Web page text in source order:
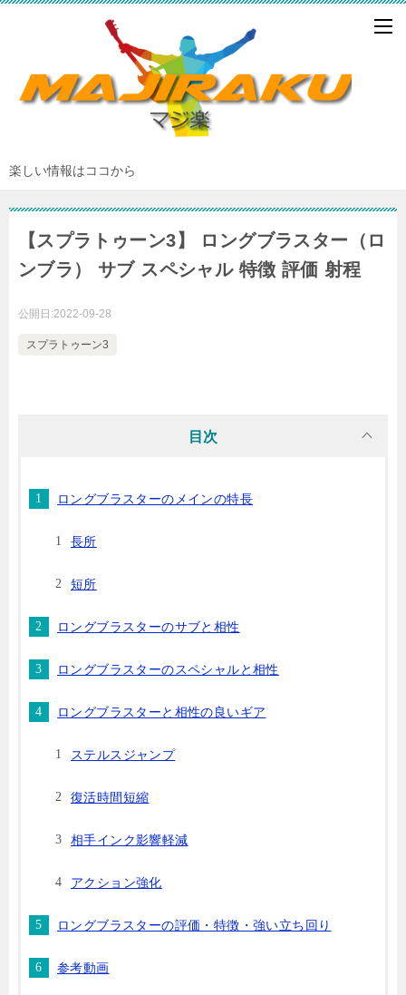
楽しい情報はココから
【スプラトゥーン3】 ロングブラスター（ロ
ンブラ） サブ スペシャル 特徴 評価 射程
公開日:2022-09-28
スプラトゥーン3
目次
ロングブラスターのメインの特長
長所
短所
ロングブラスターのサブと相性
ロングブラスターのスペシャルと相性
ロングブラスターと相性の良いギア
ステルスジャンプ
復活時間短縮
相手インク影響軽減
アクション強化
ロングブラスターの評価・特徴・強い立ち回り
参考動画